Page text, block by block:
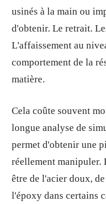
usinés à la main ou
d'obtenir. Le retrait.
L'affaissement au
comportement de la
matière.
Cela coûte souvent
longue analyse de
permet d'obtenir une
réellement manipuler.
être de l'acier doux,
l'époxy dans certains